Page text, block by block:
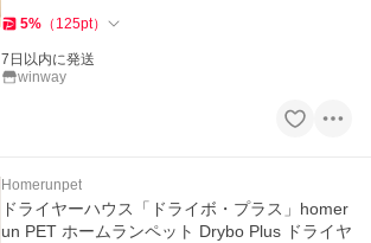
5% （ 125pt）
7日以内に発送
winway
Homerunpet
ドライヤーハウス「ドライボ・プラス」homer
un PET ホームランペット Drybo Plus ドライヤ